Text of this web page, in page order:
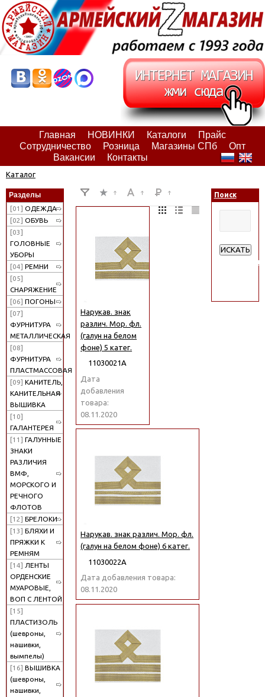
Главная НОВИНКИ Каталоги
Прайс
Сотрудничество
Розница Магазины СПб
Опт
Вакансии
Контакты
Каталог
Разделы
[01] ОДЕЖДА
[02] ОБУВЬ
[03]
ГОЛОВНЫЕ
УБОРЫ
[04] РЕМНИ
[05]
СНАРЯЖЕНИЕ
[06] ПОГОНЫ
[07]
ФУРНИТУРА
МЕТАЛЛИЧЕСКАЯ
[08]
ФУРНИТУРА
ПЛАСТМАССОВАЯ
[09] КАНИТЕЛЬ,
КАНИТЕЛЬНАЯ
ВЫШИВКА
[10]
ГАЛАНТЕРЕЯ
[11] ГАЛУННЫЕ
ЗНАКИ
РАЗЛИЧИЯ
ВМФ,
МОРСКОГО И
РЕЧНОГО
ФЛОТОВ
[12] БРЕЛОКИ
[13] БЛЯХИ И
ПРЯЖКИ К
РЕМНЯМ
[14] ЛЕНТЫ
ОРДЕНСКИЕ
МУАРОВЫЕ,
ВОП С ЛЕНТОЙ
[15]
ПЛАСТИЗОЛЬ
(шевроны,
нашивки,
вымпелы)
[16] ВЫШИВКА
(шевроны,
нашивки,
Нарукав. знак
различ. Мор. фл.
(галун на белом
фоне) 5 катег.
11030021А
Дата
добавления
товара:
08.11.2020
Нарукав. знак различ. Мор. фл.
(галун на белом фоне) 6 катег.
11030022А
Дата добавления товара:
08.11.2020
Поиск
ИСКАТЬ